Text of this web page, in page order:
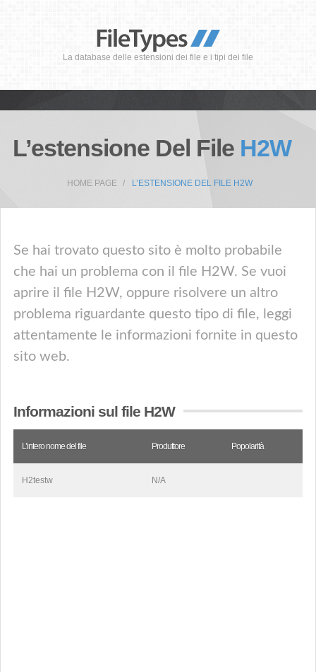
La database delle estensioni dei file e i tipi dei file
L’estensione Del File H2W
HOME PAGE L’ESTENSIONE DEL FILE H2W
Se hai trovato questo sito è molto probabile
che hai un problema con il file H2W. Se vuoi
aprire il file H2W, oppure risolvere un altro
problema riguardante questo tipo di file, leggi
attentamente le informazioni fornite in questo
sito web.
Informazioni sul file H2W
L’intero nome del file Produttore Popolarità
H2testw N/A